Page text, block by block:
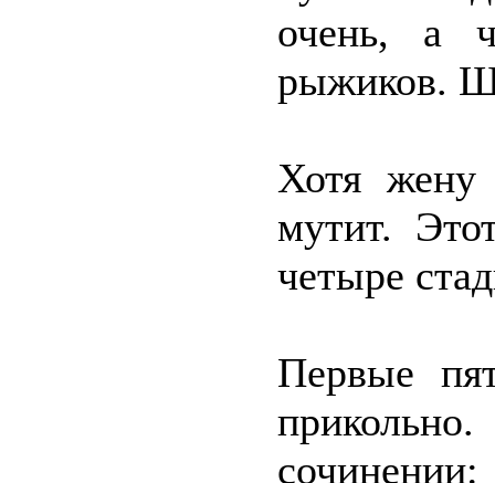
очень, а
рыжиков.
Хотя жену
мутит.
четыре
Первые